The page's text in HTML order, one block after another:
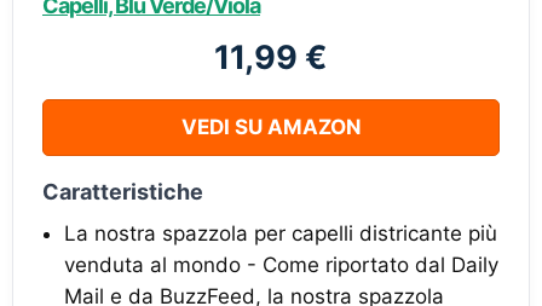
Capelli, Blu Verde/Viola
11,99 €
VEDI SU AMAZON
Caratteristiche
La nostra spazzola per capelli districante più
venduta al mondo - Come riportato dal Daily
Mail e da BuzzFeed, la nostra spazzola